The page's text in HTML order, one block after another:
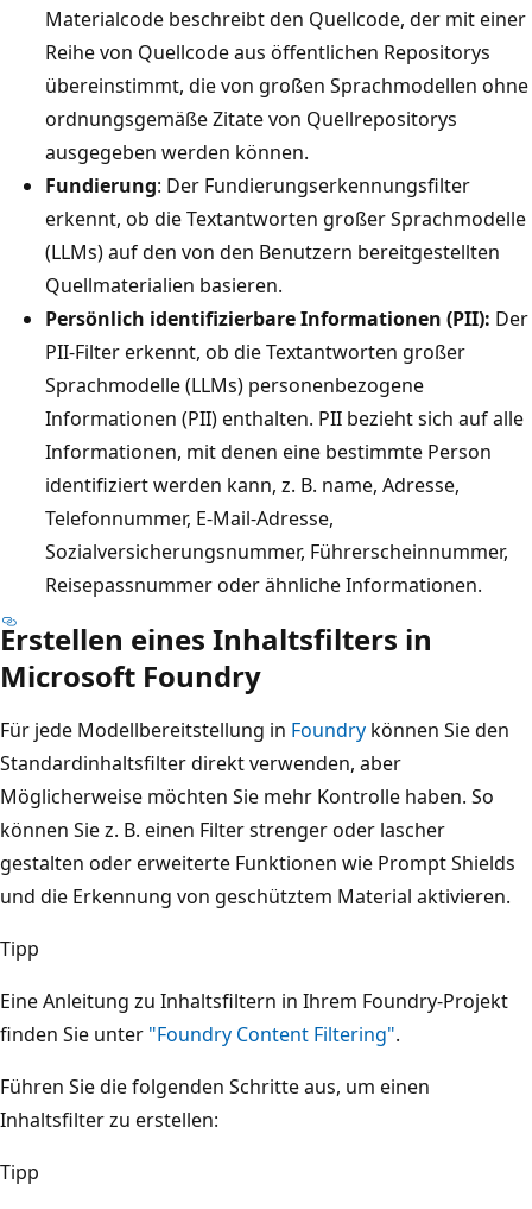
Materialcode beschreibt den Quellcode, der mit einer
Reihe von Quellcode aus öffentlichen Repositorys
übereinstimmt, die von großen Sprachmodellen ohne
ordnungsgemäße Zitate von Quellrepositorys
ausgegeben werden können.
Fundierung: Der Fundierungserkennungsfilter
erkennt, ob die Textantworten großer Sprachmodelle
(LLMs) auf den von den Benutzern bereitgestellten
Quellmaterialien basieren.
Persönlich identifizierbare Informationen (PII): Der
PII-Filter erkennt, ob die Textantworten großer
Sprachmodelle (LLMs) personenbezogene
Informationen (PII) enthalten. PII bezieht sich auf alle
Informationen, mit denen eine bestimmte Person
identifiziert werden kann, z. B. name, Adresse,
Telefonnummer, E-Mail-Adresse,
Sozialversicherungsnummer, Führerscheinnummer,
Reisepassnummer oder ähnliche Informationen.
Erstellen eines Inhaltsfilters in
Microsoft Foundry
Für jede Modellbereitstellung in Foundry können Sie den
Standardinhaltsfilter direkt verwenden, aber
Möglicherweise möchten Sie mehr Kontrolle haben. So
können Sie z. B. einen Filter strenger oder lascher
gestalten oder erweiterte Funktionen wie Prompt Shields
und die Erkennung von geschütztem Material aktivieren.
Tipp
Eine Anleitung zu Inhaltsfiltern in Ihrem Foundry-Projekt
finden Sie unter "Foundry Content Filtering".
Führen Sie die folgenden Schritte aus, um einen
Inhaltsfilter zu erstellen:
Tipp